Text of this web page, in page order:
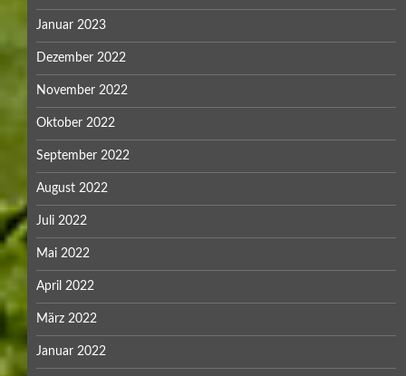
Januar 2023
Dezember 2022
November 2022
Oktober 2022
September 2022
August 2022
Juli 2022
Mai 2022
April 2022
März 2022
Januar 2022